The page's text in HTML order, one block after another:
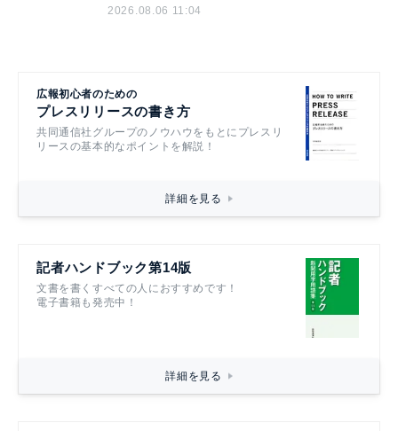
2026.08.06 11:04
広報初心者のための
プレスリリースの書き方
共同通信社グループのノウハウをもとにプレスリ
リースの基本的なポイントを解説！
詳細を見る
記者ハンドブック第14版
文書を書くすべての人におすすめです！
電子書籍も発売中！
詳細を見る